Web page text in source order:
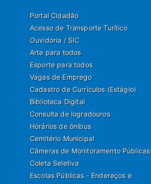
Portal Cidadão
Acesso de Transporte Turítico
Ouvidoria / SIC
Arte para todos
Esporte para todos
Vagas de Emprego
Cadastro de Currículos (Estágio)
Biblioteca Digital
Consulta de logradouros
Horários de ônibus
Cemitério Municipal
Câmeras de Monitoramento Públicas
Coleta Seletiva
Escolas Públicas - Endereços e